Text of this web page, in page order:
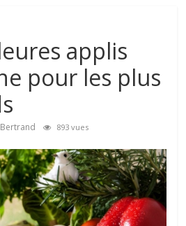
applis
pour les plus
Bertrand 893 vues